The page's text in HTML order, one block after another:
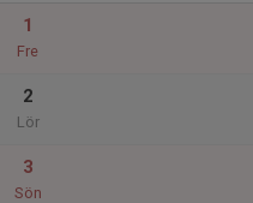
1
Fre
2
Lör
3
Sön